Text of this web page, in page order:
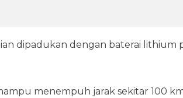
dipadukan dengan baterai lithium
menempuh jarak sekitar 100